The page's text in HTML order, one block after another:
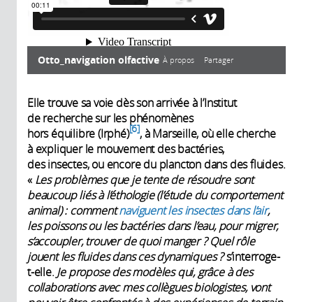
Otto_navigation olfactive À propos Partager
À propos
Description:
Otto est un réseau de neurones qui
localise la source d’une odeur plus
rapidement que tous les
algorithmes de navigation connus.
Les étoiles oranges correspondent
aux détections de l’odeur,
transportée par le vent. C’est à
partir de celles-ci que le réseau doit
décider où chercher.
Année de
production:
2026
Elle trouve sa voie dès son arrivée à l’Institut
de recherche sur les phénomènes
hors équilibre (Irphé) 6 , à Marseille, où elle cherche
à expliquer le mouvement des bactéries,
des insectes, ou encore du plancton dans des fluides.
«Les problèmes que je tente de résoudre sont
beaucoup liés à l’éthologie (l’étude du comportement
animal) : commentnaviguent les insectes dans l’air,
les poissons ou les bactéries dans l’eau, pour migrer,
s’accoupler, trouver de quoi manger ? Quel rôle
jouent les fluides dans ces dynamiques ?s’interroge-
t-elle. Je propose des modèles qui, grâce à des
collaborations avec mes collègues biologistes, vont